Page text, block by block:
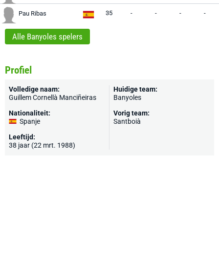
Pau Ribas 35 - - - -
Alle Banyoles spelers
Profiel
Volledige naam:
Guillem Cornellà Manciñeiras
Nationaliteit:
Spanje
Leeftijd:
38 jaar (22 mrt. 1988)
Huidige team:
Banyoles
Vorig team:
Santboià